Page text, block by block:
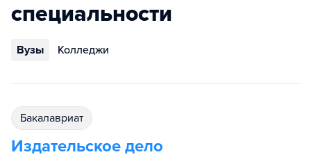
специальности
Вузы Колледжи
бакалавриат
Издательское дело